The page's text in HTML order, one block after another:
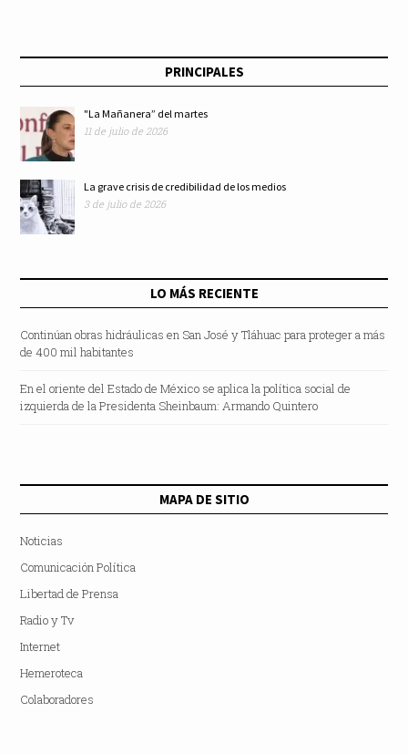
PRINCIPALES
"La Mañanera” del martes
11 de julio de 2026
La grave crisis de credibilidad de los medios
3 de julio de 2026
LO MÁS RECIENTE
Continúan obras hidráulicas en San José y Tláhuac para proteger a más
de 400 mil habitantes
En el oriente del Estado de México se aplica la política social de
izquierda de la Presidenta Sheinbaum: Armando Quintero
MAPA DE SITIO
Noticias
Comunicación Política
Libertad de Prensa
Radio y Tv
Internet
Hemeroteca
Colaboradores